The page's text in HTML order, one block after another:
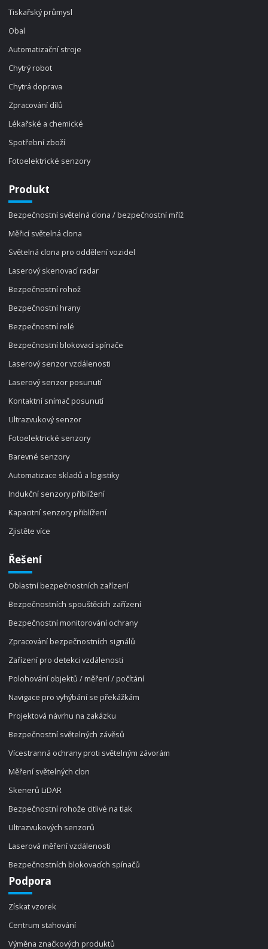
Tiskařský průmysl
Obal
Automatizační stroje
Chytrý robot
Chytrá doprava
Zpracování dílů
Lékařské a chemické
Spotřební zboží
Fotoelektrické senzory
Produkt
Bezpečnostní světelná clona / bezpečnostní mříž
Měřicí světelná clona
Světelná clona pro oddělení vozidel
Laserový skenovací radar
Bezpečnostní rohož
Bezpečnostní hrany
Bezpečnostní relé
Bezpečnostní blokovací spínače
Laserový senzor vzdálenosti
Laserový senzor posunutí
Kontaktní snímač posunutí
Ultrazvukový senzor
Fotoelektrické senzory
Barevné senzory
Automatizace skladů a logistiky
Indukční senzory přiblížení
Kapacitní senzory přiblížení
Zjistěte více
Řešení
Oblastní bezpečnostních zařízení
Bezpečnostních spouštěcích zařízení
Bezpečnostní monitorování ochrany
Zpracování bezpečnostních signálů
Zařízení pro detekci vzdálenosti
Polohování objektů / měření / počítání
Navigace pro vyhýbání se překážkám
Projektová návrhu na zakázku
Bezpečnostní světelných závěsů
Vícestranná ochrany proti světelným závorám
Měření světelných clon
Skenerů LiDAR
Bezpečnostní rohože citlivé na tlak
Ultrazvukových senzorů
Laserová měření vzdálenosti
Bezpečnostních blokovacích spínačů
Podpora
Získat vzorek
Centrum stahování
Výměna značkových produktů